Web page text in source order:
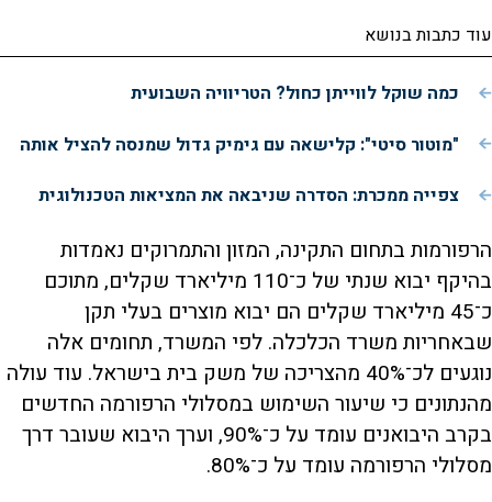
עוד כתבות בנושא
כמה שוקל לווייתן כחול? הטריוויה השבועית
"מוטור סיטי": קלישאה עם גימיק גדול שמנסה להציל אותה
צפייה ממכרת: הסדרה שניבאה את המציאות הטכנולוגית
הרפורמות בתחום התקינה, המזון והתמרוקים נאמדות
בהיקף יבוא שנתי של כ־110 מיליארד שקלים, מתוכם
כ־45 מיליארד שקלים הם יבוא מוצרים בעלי תקן
שבאחריות משרד הכלכלה. לפי המשרד, תחומים אלה
נוגעים לכ־40% מהצריכה של משק בית בישראל. עוד עולה
מהנתונים כי שיעור השימוש במסלולי הרפורמה החדשים
בקרב היבואנים עומד על כ־90%, וערך היבוא שעובר דרך
מסלולי הרפורמה עומד על כ־80%.